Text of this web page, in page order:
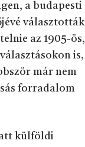
a budapesti
az 1905-ös,
is,
már nem
forradalom
külföldi